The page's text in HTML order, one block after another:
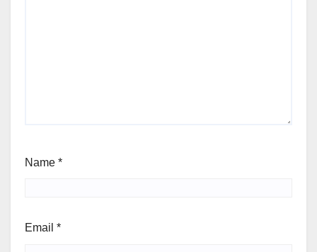
Name *
Email *